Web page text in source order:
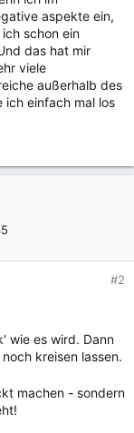
aspekte ein,
schon ein
das hat mir
viele
außerhalb des
ich einfach mal los
#2
wie es wird. Dann
kreisen lassen.
machen - sondern